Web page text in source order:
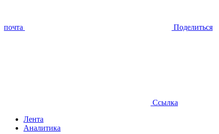
почта Поделиться
Ссылка
Лента
Аналитика